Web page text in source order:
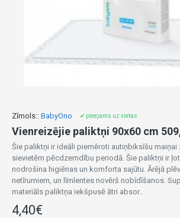
Zīmols:: BabyOno ✔ pieejams uz vietas
Šie paliktņi ir ideāli piemēroti autiņbiksīšu maiņai
sievietēm pēcdzemdību periodā. Šie paliktņi ir
nodrošina higiēnas un komforta sajūtu. Ārējā
netīrumiem, un līmlentes novērš nobīdīšanos.
materiāls paliktņa iekšpusē ātri absor..
4,40€